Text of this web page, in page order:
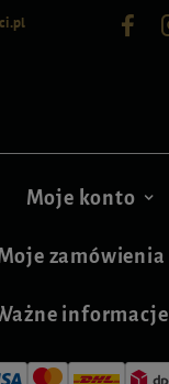
Moje konto
zamówienia
informacje